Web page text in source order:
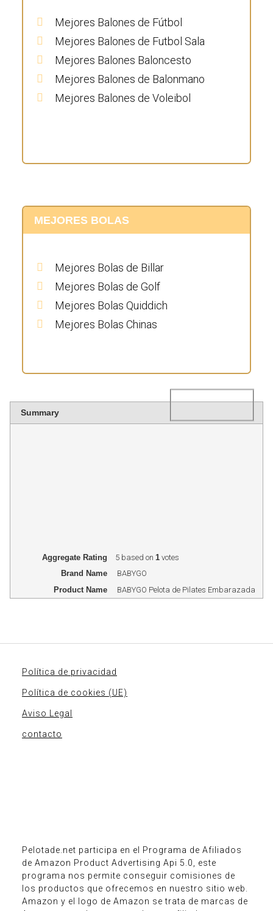
Mejores Balones de Fútbol
Mejores Balones de Futbol Sala
Mejores Balones Baloncesto
Mejores Balones de Balonmano
Mejores Balones de Voleibol
MEJORES BOLAS
Mejores Bolas de Billar
Mejores Bolas de Golf
Mejores Bolas Quiddich
Mejores Bolas Chinas
Summary
Aggregate Rating 5 based on 1 votes
Brand Name
BABYGO
Product Name
BABYGO Pelota de Pilates Embarazada
Política de privacidad
Política de cookies (UE)
Aviso Legal
contacto
Pelotade.net participa en el Programa de Afiliados
de Amazon Product Advertising Api 5.0, este
programa nos permite conseguir comisiones de
los productos que ofrecemos en nuestro sitio web.
Amazon y el logo de Amazon se trata de marcas de